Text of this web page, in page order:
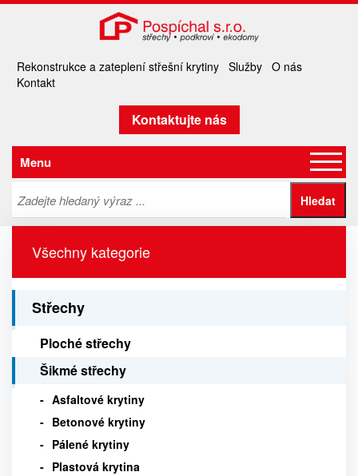
Rekonstrukce a zateplení střešní krytiny Služby O nás
Kontakt
Kontaktujte nás
Menu
Všechny kategorie
Střechy
Ploché střechy
Šikmé střechy
Asfaltové krytiny
Betonové krytiny
Pálené krytiny
Plastová krytina